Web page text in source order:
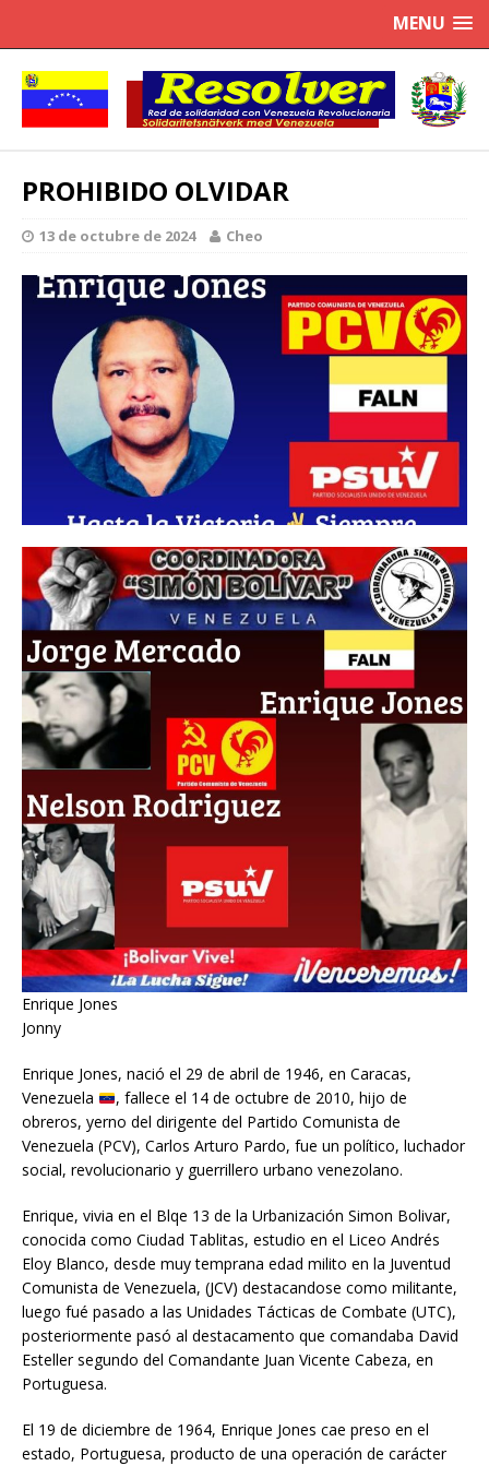
MENU
PROHIBIDO OLVIDAR
13 de octubre de 2024 Cheo
Enrique Jones
Jonny
Enrique Jones, nació el 29 de abril de 1946, en Caracas,
Venezuela
, fallece el 14 de octubre de 2010, hijo de
obreros, yerno del dirigente del Partido Comunista de
Venezuela (PCV), Carlos Arturo Pardo, fue un político, luchador
social, revolucionario y guerrillero urbano venezolano.
Enrique, vivia en el Blqe 13 de la Urbanización Simon Bolivar,
conocida como Ciudad Tablitas, estudio en el Liceo Andrés
Eloy Blanco, desde muy temprana edad milito en la Juventud
Comunista de Venezuela, (JCV) destacandose como militante,
luego fué pasado a las Unidades Tácticas de Combate (UTC),
posteriormente pasó al destacamento que comandaba David
Esteller segundo del Comandante Juan Vicente Cabeza, en
Portuguesa.
El 19 de diciembre de 1964, Enrique Jones cae preso en el
estado, Portuguesa, producto de una operación de carácter